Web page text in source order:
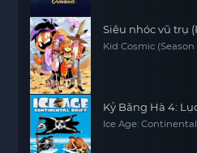
Siêu nhóc vũ trụ
Kid Cosmic (Season
Kỷ Băng Hà 4:
Ice Age: